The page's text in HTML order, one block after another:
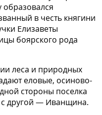
образовался
в честь княгини
Елизаветы
боярского рода
леса и природных
еловые, осиново-
стороны поселка
с другой — Иванщина.